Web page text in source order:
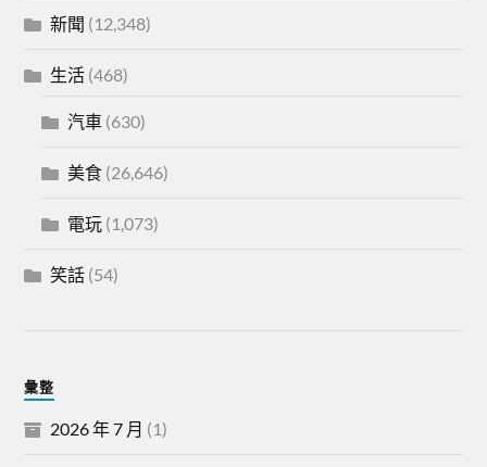
新聞 (12,348)
生活 (468)
汽車 (630)
美食 (26,646)
電玩 (1,073)
笑話 (54)
彙整
2026 年 7 月 (1)